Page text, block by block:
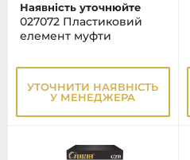
Наявність уточнюйте
027072 Пластиковий
елемент муфти
УТОЧНИТИ НАЯВНІСТЬ
У МЕНЕДЖЕРА